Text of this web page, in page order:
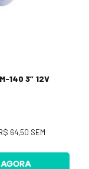
140 3” 12V
64,50 SEM